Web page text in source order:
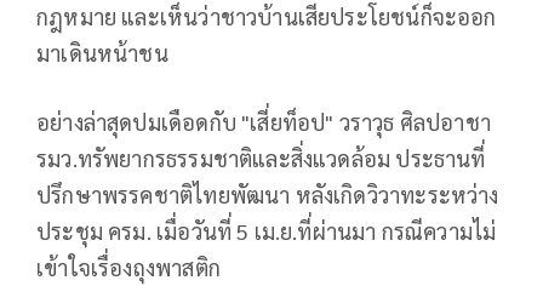
กฎหมาย และเห็นว่าชาวบ้านเสียประโยชน์ก็จะออก
มาเดินหน้าชน
อย่างล่าสุดปมเดือดกับ "เสี่ยท็อป" วราวุธ ศิลปอาชา
รมว.ทรัพยากรธรรมชาติและสิ่งแวดล้อม ประธานที่
ปรึกษาพรรคชาติไทยพัฒนา หลังเกิดวิวาทะระหว่าง
ประชุม ครม. เมื่อวันที่ 5 เม.ย.ที่ผ่านมา กรณีความไม่
เข้าใจเรื่องถุงพาสติก